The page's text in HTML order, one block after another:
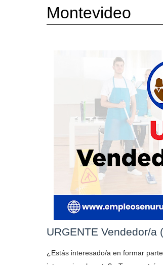
Montevideo
URGENTE Vendedor/
¿Estás interesado/a en formar